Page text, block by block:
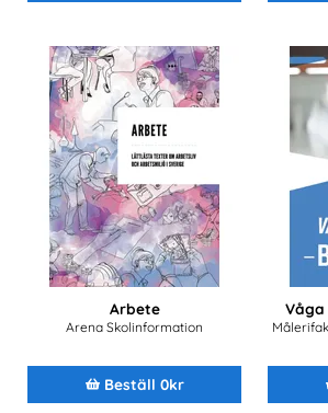
Arbete
Arena Skolinformation
Beställ 0kr
Våga